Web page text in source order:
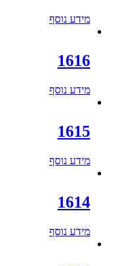
מידע נוסף
1616
מידע נוסף
1615
מידע נוסף
1614
מידע נוסף